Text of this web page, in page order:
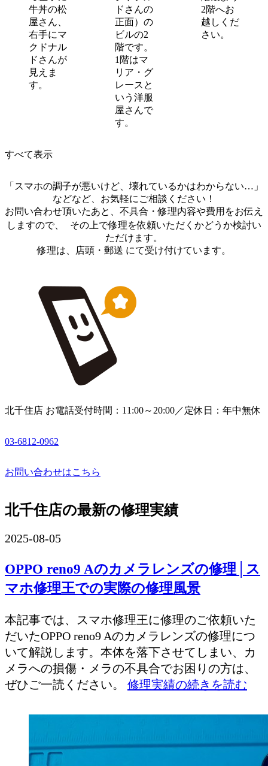
牛丼の松
屋さん、
右手にマ
クドナル
ドさんが
見えま
す。
ドさんの
正面）の
ビルの2
階です。
1階はマ
リア・グ
レースと
いう洋服
屋さんで
す。
2階へお
越しくだ
さい。
すべて表示
「スマホの調子が悪いけど、壊れているかはわからない…」
などなど、お気軽にご相談ください！
お問い合わせ頂いたあと、不具合・修理内容や費用をお伝え
しますので、 その上で修理を依頼いただくかどうか検討い
ただけます。
修理は、店頭・郵送 にて受け付けています。
北千住店 お電話受付時間：11:00～20:00／定休日：年中無休
03-6812-0962
お問い合わせはこちら
北千住店の最新の修理実績
2025-08-05
OPPO reno9 Aのカメラレンズの修理│ス
マホ修理王での実際の修理風景
本記事では、スマホ修理王に修理のご依頼いた
だいたOPPO reno9 Aのカメラレンズの修理につ
いて解説します。本体を落下させてしまい、カ
メラへの損傷・メラの不具合でお困りの方は、
ぜひご一読ください。 修理実績の続きを読む